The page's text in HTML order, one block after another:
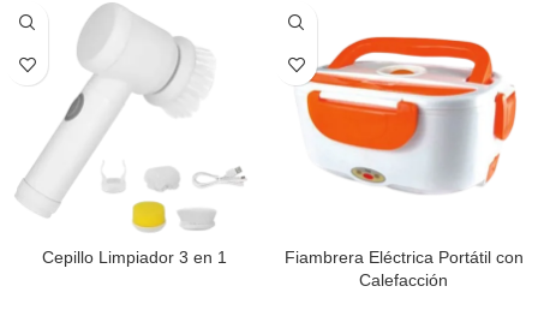
Cepillo Limpiador 3 en 1
Fiambrera Eléctrica Portátil con
Calefacción